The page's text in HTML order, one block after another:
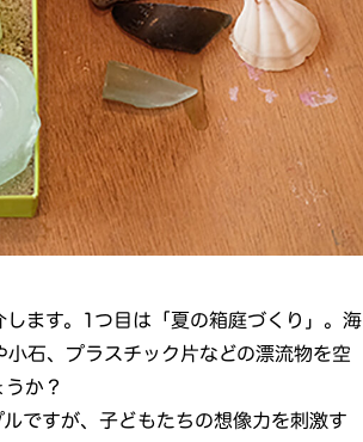
ます。1つ目は「夏の箱庭づくり」。海
石、プラスチック片などの漂流物を空
か？
ですが、子どもたちの想像力を刺激す